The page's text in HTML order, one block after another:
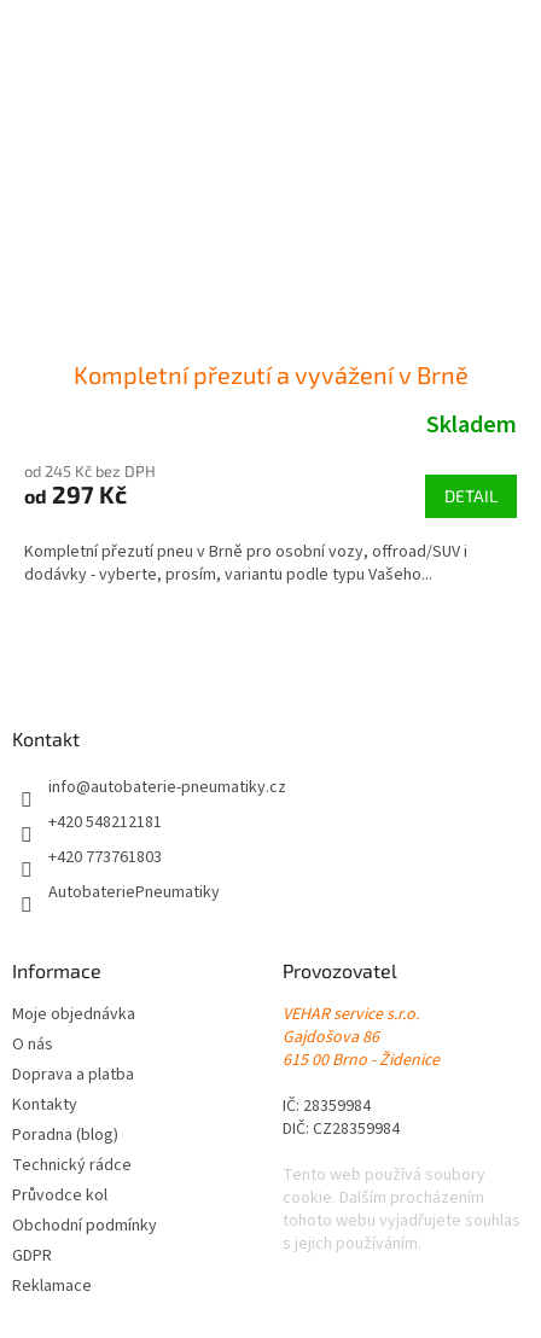
Kompletní přezutí a vyvážení v Brně
Skladem
od 245 Kč bez DPH
od 297 Kč DETAIL
Kompletní přezutí pneu v Brně pro osobní vozy, offroad/SUV i
dodávky - vyberte, prosím, variantu podle typu Vašeho...
Kontakt
info@autobaterie-pneumatiky.cz
+420 548212181
+420 773761803
AutobateriePneumatiky
Informace
Moje objednávka
O nás
Doprava a platba
Kontakty
Poradna (blog)
Technický rádce
Průvodce kol
Obchodní podmínky
GDPR
Reklamace
Provozovatel
VEHAR service s.r.o.
Gajdošova 86
615 00 Brno - Židenice
IČ: 28359984
DIČ: CZ28359984
Tento web používá soubory
cookie. Dalším procházením
tohoto webu vyjadřujete souhlas
s jejich používáním.